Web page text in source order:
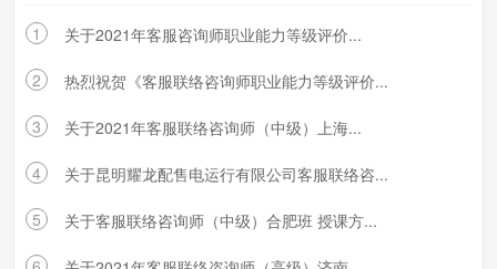
1 关于2021年客服咨询师职业能力等级评价...
2 热烈祝贺《客服联络咨询师职业能力等级评价...
3 关于2021年客服联络咨询师（中级）上海...
4 关于昆明耀龙配售电运行有限公司客服联络咨...
5 关于客服联络咨询师（中级）合肥班 授课方...